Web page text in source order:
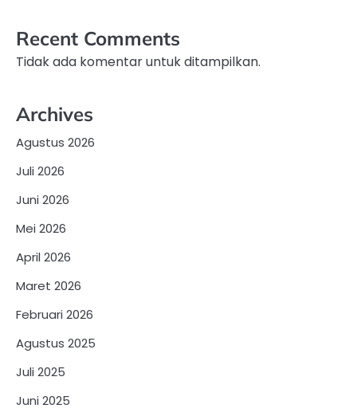
Recent Comments
Tidak ada komentar untuk ditampilkan.
Archives
Agustus 2026
Juli 2026
Juni 2026
Mei 2026
April 2026
Maret 2026
Februari 2026
Agustus 2025
Juli 2025
Juni 2025